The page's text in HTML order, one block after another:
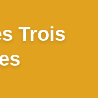
Trois